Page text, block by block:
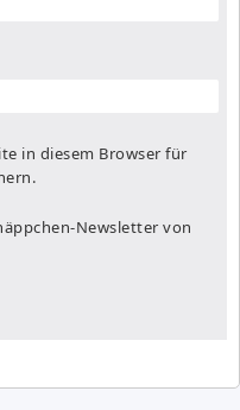
in diesem Browser für
Newsletter von